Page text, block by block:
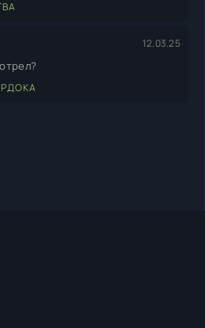
12.03.25